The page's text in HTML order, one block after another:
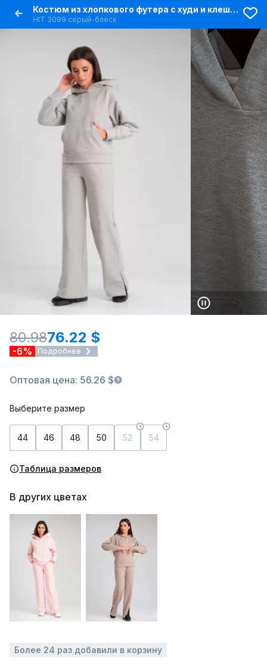
Костюм из хлопкового футера с худи и клешенными брюками
HIT 3099 серый-блеск
80.9876.22 $
-6% Подробнее
Оптовая цена: 56.26 $
Выберите размер
44 46 48 50 52 54
Таблица размеров
В других цветах
Более 24 раз добавили в корзину